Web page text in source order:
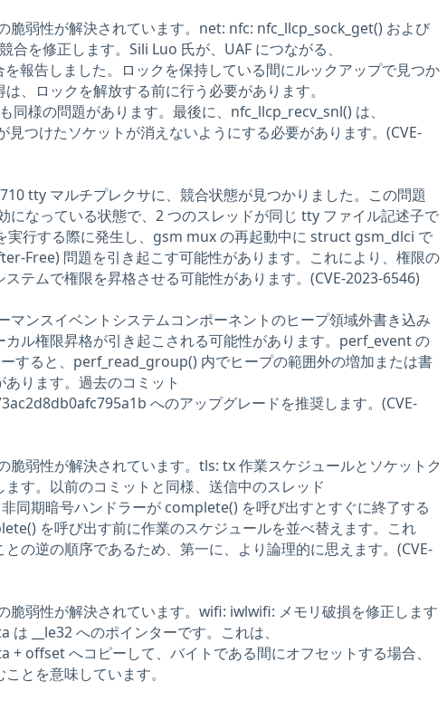
脆弱性が解決されています。net: nfc: nfc_llcp_sock_get() および
合を修正します。Sili Luo 氏が、UAF につながる、
報告しました。ロックを保持している間にルックアップで見つか
、ロックを解放する前に行う必要があります。
同様の問題があります。最後に、nfc_llcp_recv_snl() は、
見つけたソケットが消えないようにする必要があります。(CVE-
tty マルチプレクサに、競合状態が見つかりました。この問題
になっている状態で、2 つのスレッドが同じ tty ファイル記述子で
実行する際に発生し、gsm mux の再起動中に struct gsm_dlci で
Free) 問題を引き起こす可能性があります。これにより、権限の
テムで権限を昇格させる可能性があります。(CVE-2023-6546)
マンスイベントシステムコンポーネントのヒープ領域外書き込み
ル権限昇格が引き起こされる可能性があります。perf_event の
すると、perf_read_group() 内でヒープの範囲外の増加または書
ります。過去のコミット
へのアップグレードを推奨します。(CVE-
脆弱性が解決されています。tls: tx 作業スケジュールとソケットク
ます。以前のコミットと同様、送信中のスレッド
同期暗号ハンドラーが complete() を呼び出すとすぐに終了する
を呼び出す前に作業のスケジュールを並べ替えます。これ
の逆の順序であるため、第一に、より論理的に思えます。(CVE-
脆弱性が解決されています。wifi: iwlwifi: メモリ破損を修正します
__le32 へのポインターです。これは、
offset へコピーして、バイトである間にオフセットする場合、
とを意味しています。